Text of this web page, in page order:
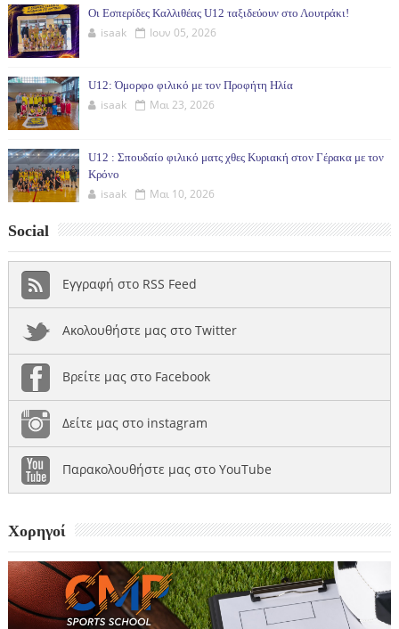
Οι Εσπερίδες Καλλιθέας U12 ταξιδεύουν στο Λουτράκι!
isaak Ιουν 05, 2026
U12: Όμορφο φιλικό με τον Προφήτη Ηλία
isaak Μαι 23, 2026
U12 : Σπουδαίο φιλικό ματς χθες Κυριακή στον Γέρακα με τον
Κρόνο
isaak Μαι 10, 2026
Social
Εγγραφή στο RSS Feed
Ακολουθήστε μας στο Twitter
Βρείτε μας στο Facebook
Δείτε μας στο instagram
Παρακολουθήστε μας στο YouTube
Χορηγοί